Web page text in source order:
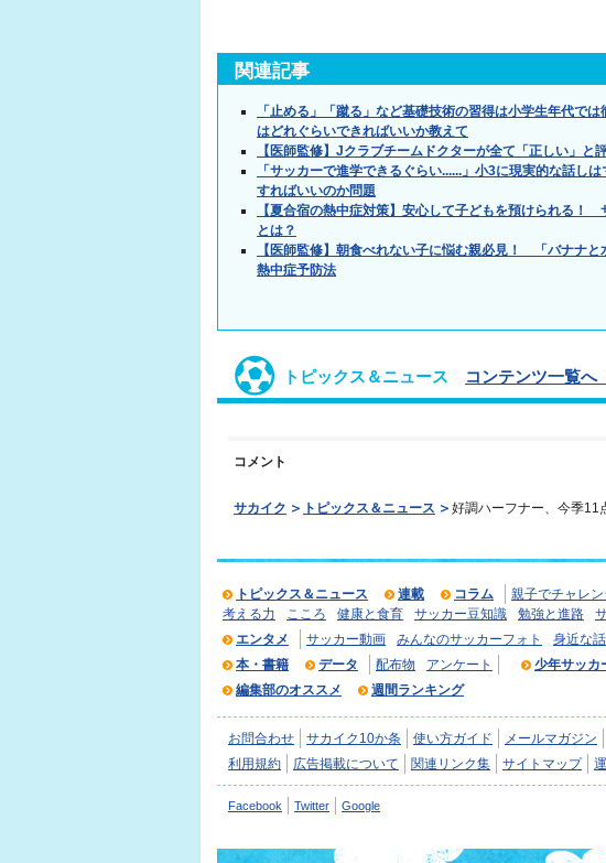
関連記事
「止める」「蹴る」など基礎技術の習得は小学生年代で
はどれぐらいできればいいか教えて
【医師監修】Jクラブチームドクターが全て「正しい」と
「サッカーで進学できるぐらい......」小3に現実的な話し
すればいいのか問題
【夏合宿の熱中症対策】安心して子どもを預けられる！
とは？
【医師監修】朝食べれない子に悩む親必見！ 「バナナ
熱中症予防法
トピックス＆ニュース コンテンツ一覧へ
コメント
サカイク トピックス＆ニュース 好調ハーフナー、今季11
トピックス＆ニュース 連載 コラム 親子でチャレン
考える力
こころ 健康と食育 サッカー豆知識 勉強と進路
エンタメ
サッカー動画 みんなのサッカーフォト
身近な
本・書籍
データ 配布物 アンケート
少年サッカ
編集部のオススメ
週間ランキング
お問合わせ サカイク10か条 使い方ガイド メールマガジン
利用規約
広告掲載について 関連リンク集 サイトマップ
Facebook Twitter Google